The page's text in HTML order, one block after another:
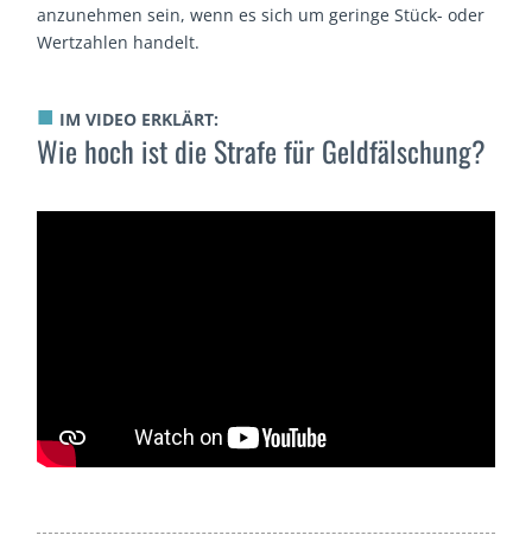
anzunehmen sein, wenn es sich um geringe Stück- oder
Wertzahlen handelt.
■ IM VIDEO ERKLÄRT:
Wie hoch ist die Strafe für Geldfälschung?